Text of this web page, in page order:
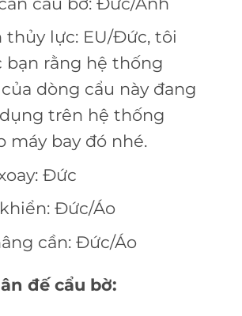
thủy lực: EU/Đức, tôi
bạn rằng hệ thống
dòng cẩu này đang
trên hệ thống
máy bay đó nhé.
Đức
Đức/Áo
cần: Đức/Áo
đế cẩu bờ: